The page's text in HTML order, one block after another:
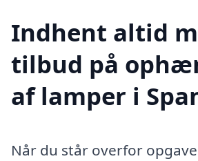
Indhent altid
tilbud på
af lamper i
Når du står overfor